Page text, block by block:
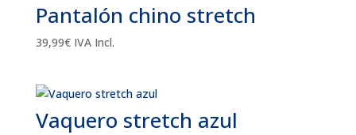
Pantalón chino stretch
39,99€ IVA Incl.
Vaquero stretch azul